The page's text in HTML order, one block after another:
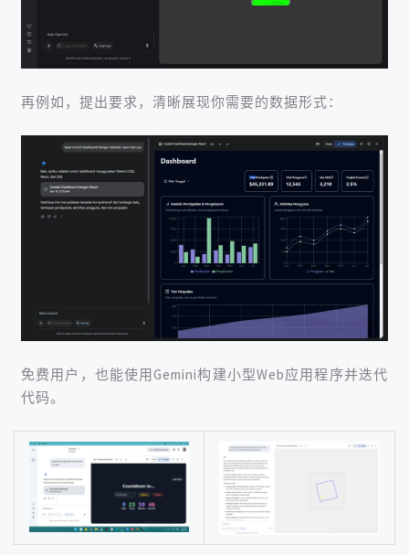
再例如，提出要求，清晰展现你需要的数据形式：
免费用户，也能使用Gemini构建小型Web应用程序并迭代
代码。